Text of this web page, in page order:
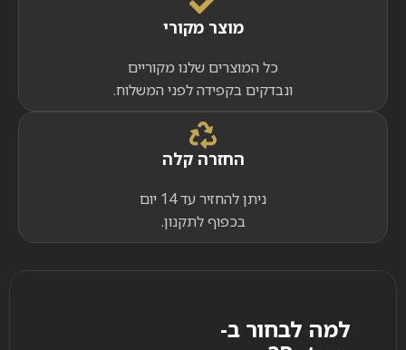
מוצר מקורי
כל המוצרים שלנו מקוריים
ונבדקים בקפידה לפני המשלוח.
החזרה קלה
ניתן להחזיר עד 14 יום
בכפוף לתקנון.
למה לבחור ב-